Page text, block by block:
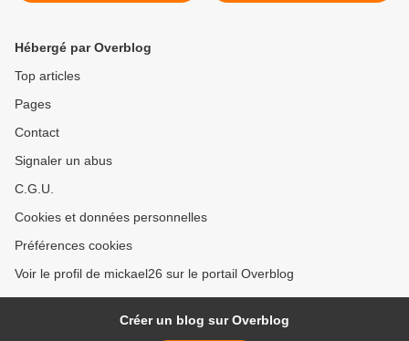
Hébergé par Overblog
Top articles
Pages
Contact
Signaler un abus
C.G.U.
Cookies et données personnelles
Préférences cookies
Voir le profil de mickael26 sur le portail Overblog
Créer un blog sur Overblog